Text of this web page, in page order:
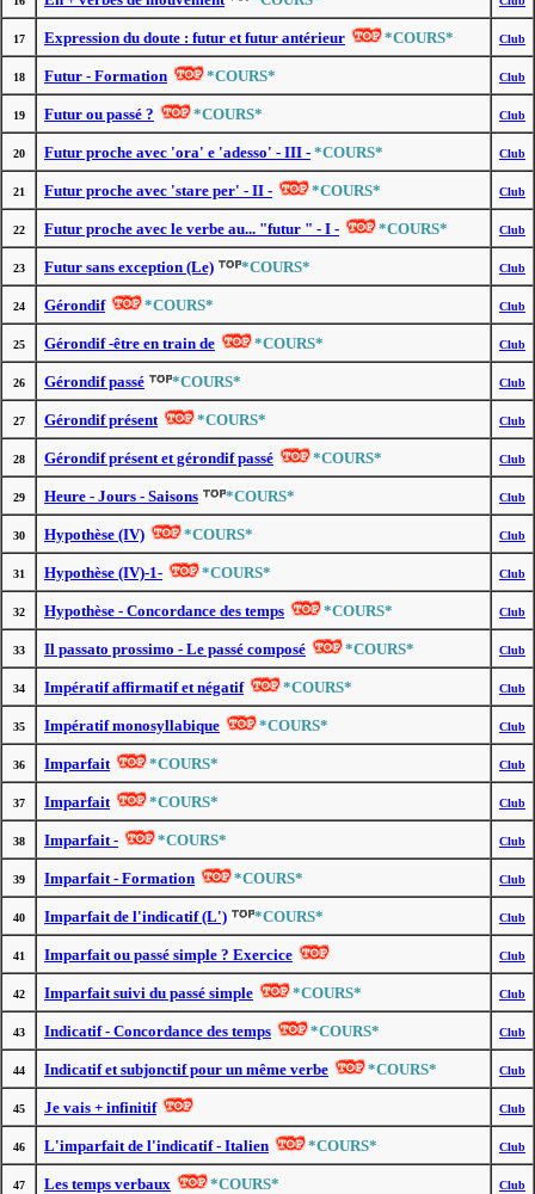
17 Expression du doute : futur et futur antérieur *COURS* Club
18 Futur - Formation *COURS* Club
19 Futur ou passé ? *COURS* Club
20 Futur proche avec 'ora' e 'adesso' - III - *COURS* Club
21 Futur proche avec 'stare per' - II - *COURS* Club
22 Futur proche avec le verbe au... "futur " - I - *COURS* Club
23 Futur sans exception (Le) *COURS* Club
24 Gérondif *COURS* Club
25 Gérondif -être en train de *COURS* Club
26 Gérondif passé *COURS* Club
27 Gérondif présent *COURS* Club
28 Gérondif présent et gérondif passé *COURS* Club
29 Heure - Jours - Saisons *COURS* Club
30 Hypothèse (IV) *COURS* Club
31 Hypothèse (IV)-1- *COURS* Club
32 Hypothèse - Concordance des temps *COURS* Club
33 Il passato prossimo - Le passé composé *COURS* Club
34 Impératif affirmatif et négatif *COURS* Club
35 Impératif monosyllabique *COURS* Club
36 Imparfait *COURS* Club
37 Imparfait *COURS* Club
38 Imparfait - *COURS* Club
39 Imparfait - Formation *COURS* Club
40 Imparfait de l'indicatif (L') *COURS* Club
41 Imparfait ou passé simple ? Exercice Club
42 Imparfait suivi du passé simple *COURS* Club
43 Indicatif - Concordance des temps *COURS* Club
44 Indicatif et subjonctif pour un même verbe *COURS* Club
45 Je vais + infinitif Club
46 L'imparfait de l'indicatif - Italien *COURS* Club
47 Les temps verbaux *COURS* Club